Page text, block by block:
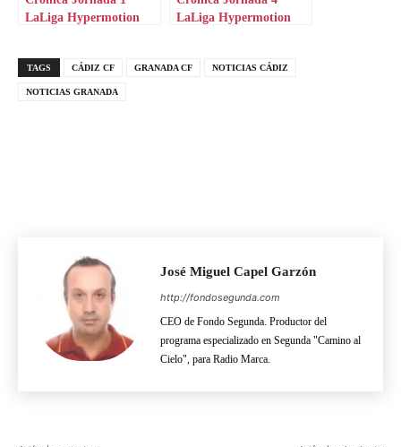
LaLiga Hypermotion
LaLiga Hypermotion
TAGS CÁDIZ CF GRANADA CF NOTICIAS CÁDIZ
NOTICIAS GRANADA
José Miguel Capel Garzón
http://fondosegunda.com
CEO de Fondo Segunda. Productor del
programa especializado en Segunda "Camino al
Cielo", para Radio Marca.